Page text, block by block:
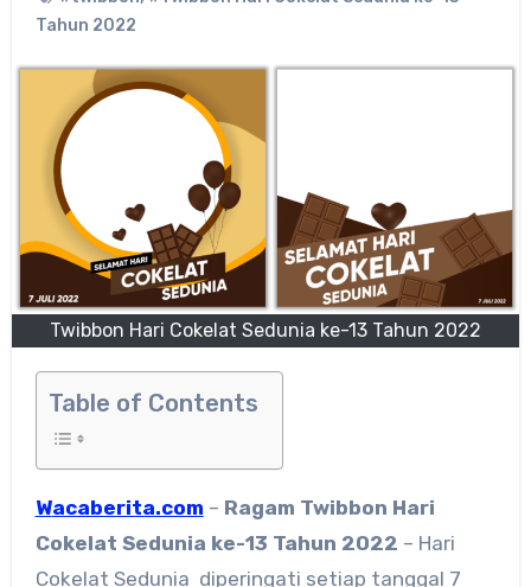
Tahun 2022
Twibbon Hari Cokelat Sedunia ke-13 Tahun 2022
Table of Contents
Wacaberita.com – Ragam Twibbon Hari
Cokelat Sedunia ke-13 Tahun 2022 – Hari
Cokelat Sedunia diperingati setiap tanggal 7